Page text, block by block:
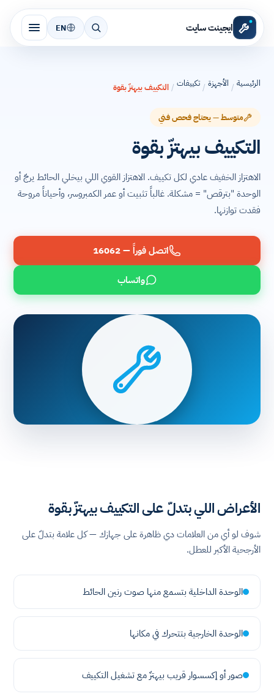
ايجينت سايت EN
الرئيسية / الأجهزة / تكييفات / التكييف بيهتزّ بقوة
متوسط — يحتاج فحص فني
التكييف بيهتزّ بقوة
الاهتزاز الخفيف عادي لكل تكييف. الاهتزاز القوي اللي بيخلي الحائط يرجّ أو
الوحدة "بترقص" = مشكلة. غالباً تثبيت أو عمر الكمبروسر، وأحياناً مروحة
فقدت توازنها.
اتصل فوراً — 16062
واتساب
الأعراض اللي بتدلّ على التكييف بيهتزّ بقوة
شوف لو أي من العلامات دي ظاهرة على جهازك — كل علامة بتدلّ على
الأرجحية الأكبر للعطل.
الوحدة الداخلية بتسمع منها صوت رنين الحائط
الوحدة الخارجية بتتحرك في مكانها
صور أو إكسسوار قريب بيهتزّ مع تشغيل التكييف